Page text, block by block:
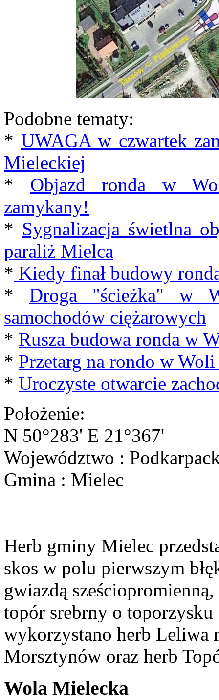
Podobne tematy:
* UWAGA w czwartek
Mieleckiej
* Objazd ronda w
zamykany!
* Sygnalizacja świetlna
paraliż Mielca
* Kiedy finał budowy
* Droga "ścieżka" w
samochodów ciężarowych
* Rusza budowa ronda w
* Przetarg na rondo w
* Uroczyste otwarcie
Położenie:
N 50°283' E 21°367'
Województwo :
Gmina : Mielec
Herb gminy Mielec
skos w polu pierwszym
gwiazdą
topór srebrny o
wykorzystano herb Leliwa
Morsztynów oraz herb
Wola Mielecka